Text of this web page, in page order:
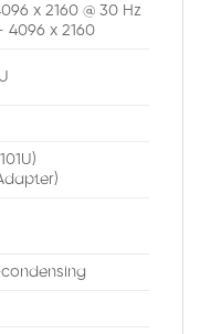
x 2160 @ 30 Hz
4096 x 2160